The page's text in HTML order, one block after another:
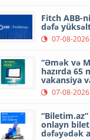
Fitch ABB-
dəfə
07-08-2026
“Əmək və
hazırda 65
vakansiya
07-08-2026
onlayn bilet
dəfəyədək